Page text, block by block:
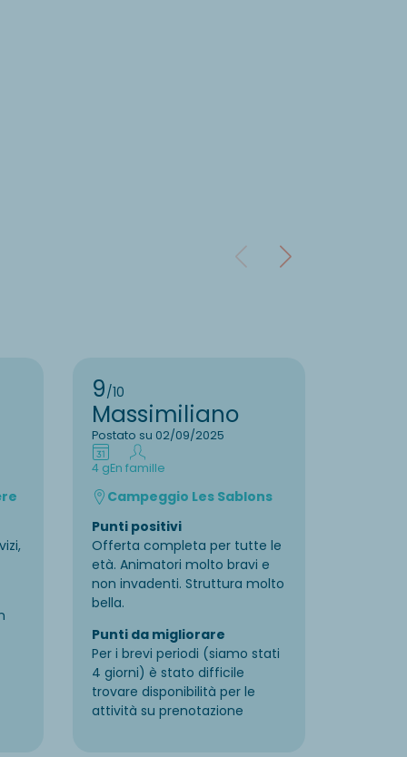
9/10
Massimiliano
Postato su 02/09/2025
4 gEn famille
Campeggio Les Sablons
Punti positivi
Offerta completa per tutte le
età. Animatori molto bravi e
non invadenti. Struttura molto
bella.
Punti da migliorare
Per i brevi periodi (siamo stati
4 giorni) è stato difficile
trovare disponibilità per le
attività su prenotazione